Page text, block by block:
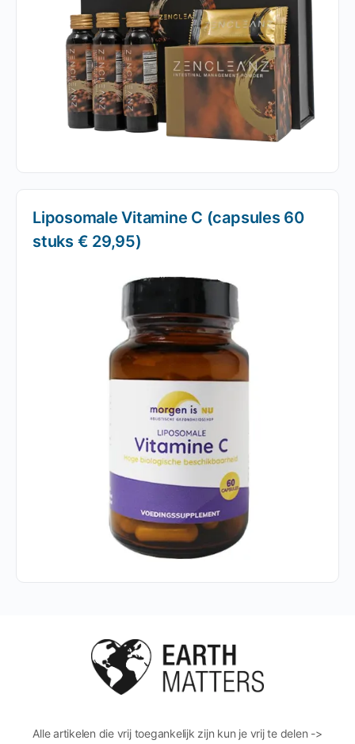
Liposomale Vitamine C (capsules 60
stuks € 29,95)
Alle artikelen die vrij toegankelijk zijn kun je vrij te delen ->